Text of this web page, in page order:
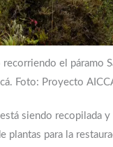
recorriendo el páramo
Foto: Proyecto
siendo recopilada y
plantas para la